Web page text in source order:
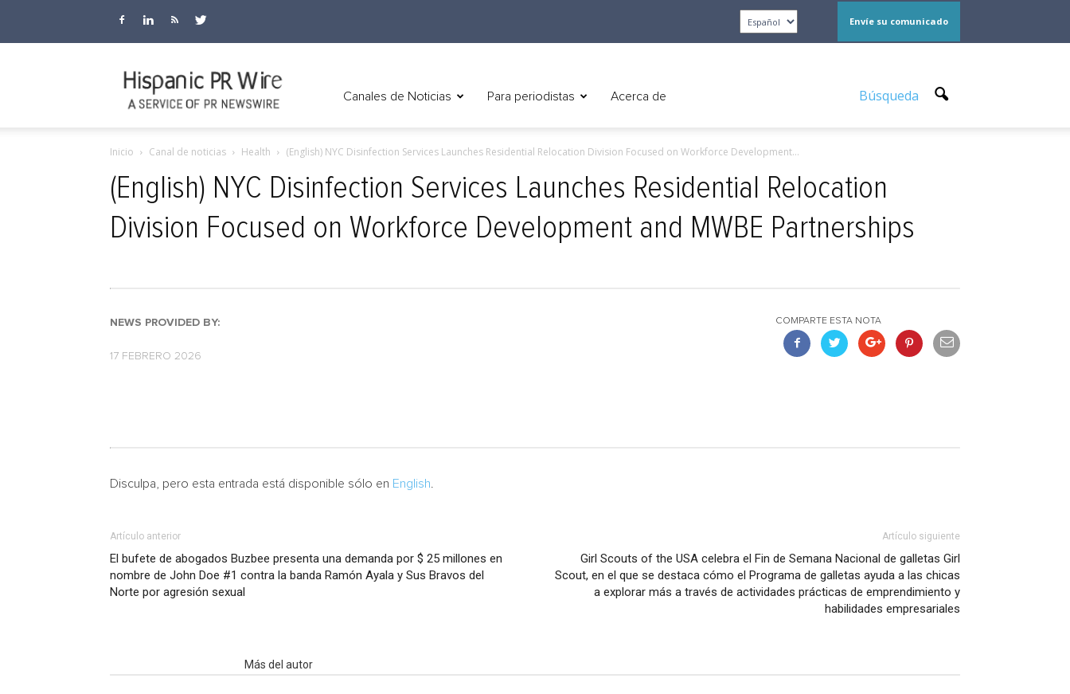
Envíe su comunicado
Canales de Noticias Para periodistas Acerca de Búsqueda
Inicio Canal de noticias Health (English) NYC Disinfection Services Launches Residential Relocation Division Focused on Workforce Development...
(English) NYC Disinfection Services Launches Residential Relocation
Division Focused on Workforce Development and MWBE Partnerships
NEWS PROVIDED BY:
17 FEBRERO 2026
COMPARTE ESTA NOTA
Disculpa, pero esta entrada está disponible sólo en English
Artículo anterior
El bufete de abogados Buzbee presenta una demanda por $ 25 millones en
nombre de John Doe #1 contra la banda Ramón Ayala y Sus Bravos del
Norte por agresión sexual
Artículo siguiente
Girl Scouts of the USA celebra el Fin de Semana Nacional de galletas Girl
Scout, en el que se destaca cómo el Programa de galletas ayuda a las chicas
a explorar más a través de actividades prácticas de emprendimiento y
habilidades empresariales
Más del autor